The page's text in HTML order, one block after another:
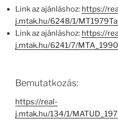
Link az ajánláshoz: https://
j.mtak.hu/6248/1/
Link az ajánláshoz: https://
j.mtak.hu/6241/7/
Bemutatkozás:
https://real-
j.mtak.hu/134/1/